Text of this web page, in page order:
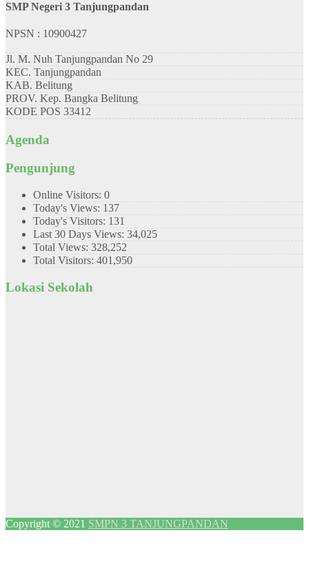
SMP Negeri 3 Tanjungpandan
NPSN : 10900427
Jl. M. Nuh Tanjungpandan No 29
KEC. Tanjungpandan
KAB. Belitung
PROV. Kep. Bangka Belitung
KODE POS 33412
Agenda
Pengunjung
Online Visitors: 0
Today's Views: 137
Today's Visitors: 131
Last 30 Days Views: 34,025
Total Views: 328,252
Total Visitors: 401,950
Lokasi Sekolah
Copyright © 2021 SMPN 3 TANJUNGPANDAN